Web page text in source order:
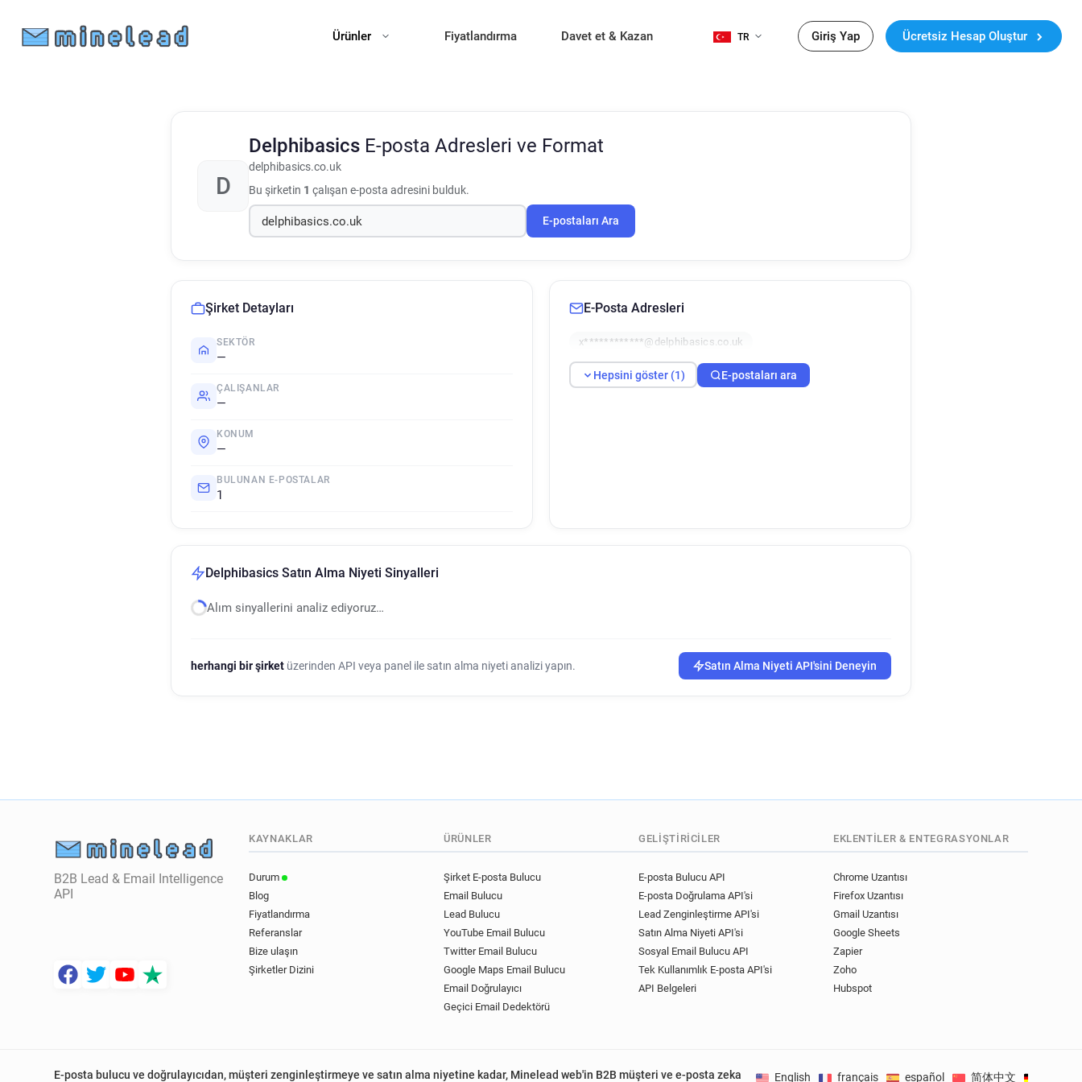
Ürünler Fiyatlandırma Davet et & Kazan TR Giriş Yap Ücretsiz Hesap Oluştur
D
Delphibasics E-posta Adresleri ve Format
delphibasics.co.uk
Bu şirketin 1 çalışan e-posta adresini bulduk.
E-postaları Ara
Şirket Detayları
SEKTÖR
—
ÇALIŞANLAR
—
KONUM
—
BULUNAN E-POSTALAR
1
E-Posta Adresleri
x************@delphibasics.co.uk
Hepsini göster (1) E-postaları ara
Delphibasics Satın Alma Niyeti Sinyalleri
Alım sinyallerini analiz ediyoruz…
herhangi bir şirket üzerinden API veya panel ile satın alma niyeti analizi yapın. Satın Alma Niyeti API'sini Deneyin
B2B Lead & Email Intelligence
API
KAYNAKLAR
Durum
Blog
Fiyatlandırma
Referanslar
Bize ulaşın
Şirketler Dizini
ÜRÜNLER
Şirket E-posta Bulucu
Email Bulucu
Lead Bulucu
YouTube Email Bulucu
Twitter Email Bulucu
Google Maps Email Bulucu
Email Doğrulayıcı
Geçici Email Dedektörü
GELIŞTIRICILER
E-posta Bulucu API
E-posta Doğrulama API'si
Lead Zenginleştirme API'si
Satın Alma Niyeti API'si
Sosyal Email Bulucu API
Tek Kullanımlık E-posta API'si
API Belgeleri
EKLENTILER & ENTEGRASYONLAR
Chrome Uzantısı
Firefox Uzantısı
Gmail Uzantısı
Google Sheets
Zapier
Zoho
Hubspot
E-posta bulucu ve doğrulayıcıdan, müşteri zenginleştirmeye ve satın alma niyetine kadar, Minelead web'in B2B müşteri ve e-posta zeka
English français español 简体中文